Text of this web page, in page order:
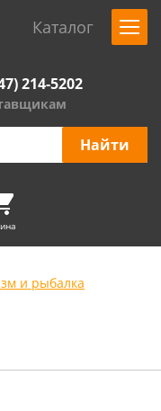
Каталог
214-5202
и рыбалка